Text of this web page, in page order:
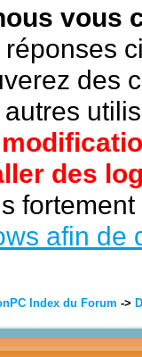
vous
des
des
afin de
Index du Forum ->